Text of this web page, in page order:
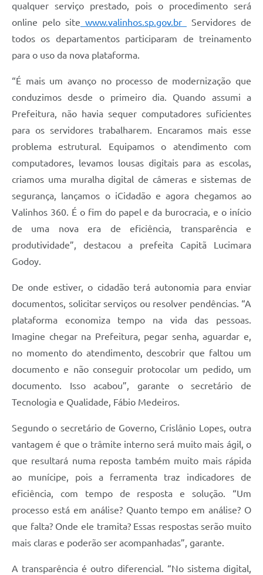
Contas Públicas
Editais
Links
Serviços Online
A Prefeitura
Enquete
Jornal
Agenda
Contato
qualquer serviço prestado, pois o procedimento será
online pelo site www.valinhos.sp.gov.br
Servidores de
todos os departamentos participaram de treinamento
para o uso da nova plataforma.
“É mais um avanço no processo de modernização que
conduzimos desde o primeiro dia. Quando assumi a
Prefeitura, não havia sequer computadores suficientes
para os servidores trabalharem. Encaramos mais esse
problema estrutural. Equipamos o atendimento com
computadores, levamos lousas digitais para as escolas,
criamos uma muralha digital de câmeras e sistemas de
segurança, lançamos o iCidadão e agora chegamos ao
Valinhos 360. É o fim do papel e da burocracia, e o início
de uma nova era de eficiência, transparência e
produtividade”, destacou a prefeita Capitã Lucimara
Godoy.
De onde estiver, o cidadão terá autonomia para enviar
documentos, solicitar serviços ou resolver pendências. “A
plataforma economiza tempo na vida das pessoas.
Imagine chegar na Prefeitura, pegar senha, aguardar e,
no momento do atendimento, descobrir que faltou um
documento e não conseguir protocolar um pedido, um
documento. Isso acabou”, garante o secretário de
Tecnologia e Qualidade, Fábio Medeiros.
Segundo o secretário de Governo, Crislânio Lopes, outra
vantagem é que o trâmite interno será muito mais ágil, o
que resultará numa reposta também muito mais rápida
ao munícipe, pois a ferramenta traz indicadores de
eficiência, com tempo de resposta e solução. “Um
processo está em análise? Quanto tempo em análise? O
que falta? Onde ele tramita? Essas respostas serão muito
mais claras e poderão ser acompanhadas”, garante.
A transparência é outro diferencial. “No sistema digital,